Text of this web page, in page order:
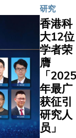
建国际
领先的
前沿研
究及应
用平
台，以
解决行
业核心
技术问
题。合
作协议
会（
Computer
简称 CCF
颁发
度「CCF
科技人物
奖」。谢
同时是赛
未来先进
技术创科
研究
香港科
大12位
学者荣
膺
「2025
年最广
获征引
研究人
员」